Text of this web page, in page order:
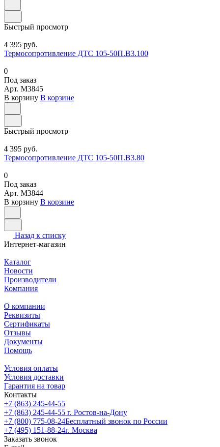
Быстрый просмотр
4 395 руб.
Термосопротивление ДТС 105-50П.В3.100
0
Под заказ
Арт. M3845
В корзину В корзине
Быстрый просмотр
4 395 руб.
Термосопротивление ДТС 105-50П.В3.80
0
Под заказ
Арт. M3844
В корзину В корзине
Назад к списку
Интернет-магазин
Каталог
Новости
Производители
Компания
О компании
Реквизиты
Сертификаты
Отзывы
Документы
Помощь
Условия оплаты
Условия доставки
Гарантия на товар
Контакты
+7 (863) 245-44-55
+7 (863) 245-44-55 г. Ростов-на-Дону
+7 (800) 775-08-24Бесплатный звонок по России
+7 (495) 151-88-24г. Москва
Заказать звонок